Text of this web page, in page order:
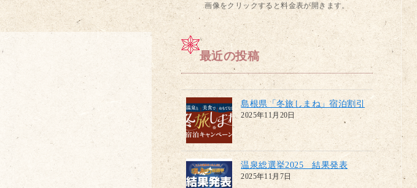
画像をクリックすると料金表が開きます。
最近の投稿
島根県「冬旅しまね」宿泊割引
2025年11月20日
温泉総選挙2025 結果発表
2025年11月7日